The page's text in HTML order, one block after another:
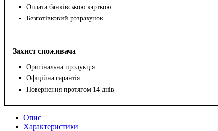
Оплата банківською карткою
Безготівковий розрахунок
Захист споживача
Оригінальна продукція
Офіційна гарантія
Повернення протягом 14 днів
Опис
Характеристики